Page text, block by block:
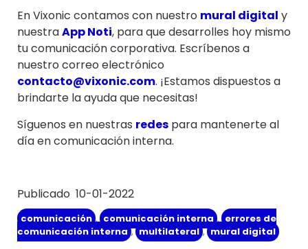
En Vixonic contamos con nuestro mural digital y
nuestraApp Noti, para que desarrolles hoy mismo
tu comunicación corporativa. Escríbenos a
nuestro correo electrónico
contacto@vixonic.com. ¡Estamos dispuestos a
brindarte la ayuda que necesitas!
Síguenos en nuestras redes para mantenerte al
día en comunicación interna.
Publicado 10-01-2022
comunicación , comunicación interna , errores de
comunicación interna , multilateral , mural digital